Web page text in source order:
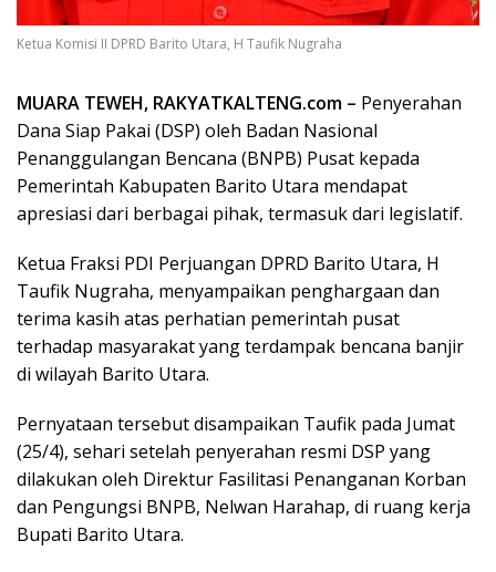
Ketua Komisi II DPRD Barito Utara, H Taufik Nugraha
MUARA TEWEH, RAKYATKALTENG.com – Penyerahan
Dana Siap Pakai (DSP) oleh Badan Nasional
Penanggulangan Bencana (BNPB) Pusat kepada
Pemerintah Kabupaten Barito Utara mendapat
apresiasi dari berbagai pihak, termasuk dari legislatif.
Ketua Fraksi PDI Perjuangan DPRD Barito Utara, H
Taufik Nugraha, menyampaikan penghargaan dan
terima kasih atas perhatian pemerintah pusat
terhadap masyarakat yang terdampak bencana banjir
di wilayah Barito Utara.
Pernyataan tersebut disampaikan Taufik pada Jumat
(25/4), sehari setelah penyerahan resmi DSP yang
dilakukan oleh Direktur Fasilitasi Penanganan Korban
dan Pengungsi BNPB, Nelwan Harahap, di ruang kerja
Bupati Barito Utara.